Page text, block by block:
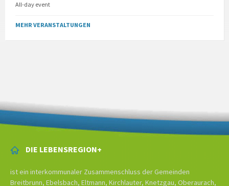
All-day event
MEHR VERANSTALTUNGEN
DIE LEBENSREGION+
ist ein interkommunaler Zusammenschluss der Gemeinden
Breitbrunn, Ebelsbach, Eltmann, Kirchlauter, Knetzgau, Oberaurach,